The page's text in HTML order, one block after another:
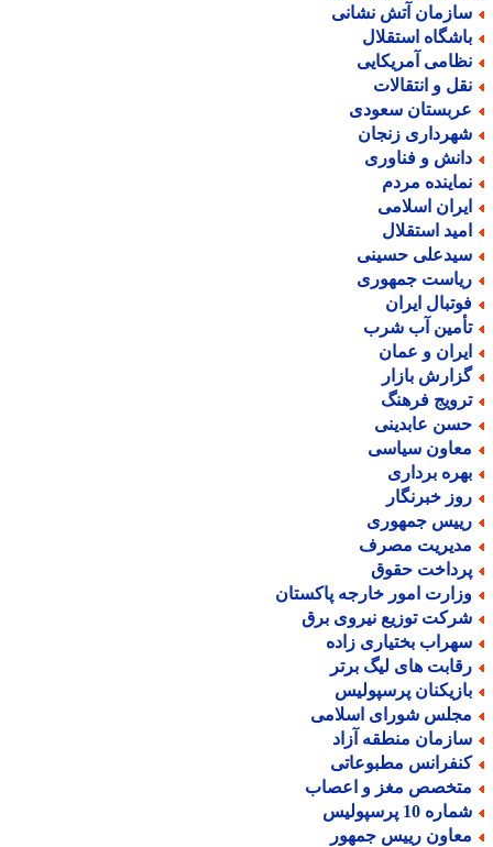
آتش نشانی
استقلال
آمریکایی
و انتقالات
سعودی
زنجان
و فناوری
مردم
اسلامی
استقلال
حسینی
جمهوری
ایران
آب شرب
و عمان
بازار
فرهنگ
عابدینی
سیاسی
برداری
خبرنگار
جمهوری
مصرف
حقوق
امور خارجه پاکستان
توزیع نیروی برق
بختیاری زاده
های لیگ برتر
پرسپولیس
شورای اسلامی
منطقه آزاد
مطبوعاتی
مغز و اعصاب
10 پرسپولیس
رییس جمهور